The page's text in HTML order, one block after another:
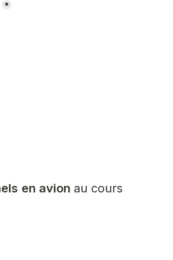
*
en avion au cours